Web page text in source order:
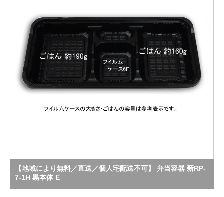
【地域により無料／直送／個人宅配送不可】 弁当容器 新RP-
7-1H 黒本体 E